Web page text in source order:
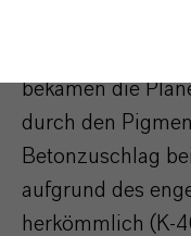
bekamen die
durch den
Betonzuschlag
aufgrund des
herkömmlich (K-